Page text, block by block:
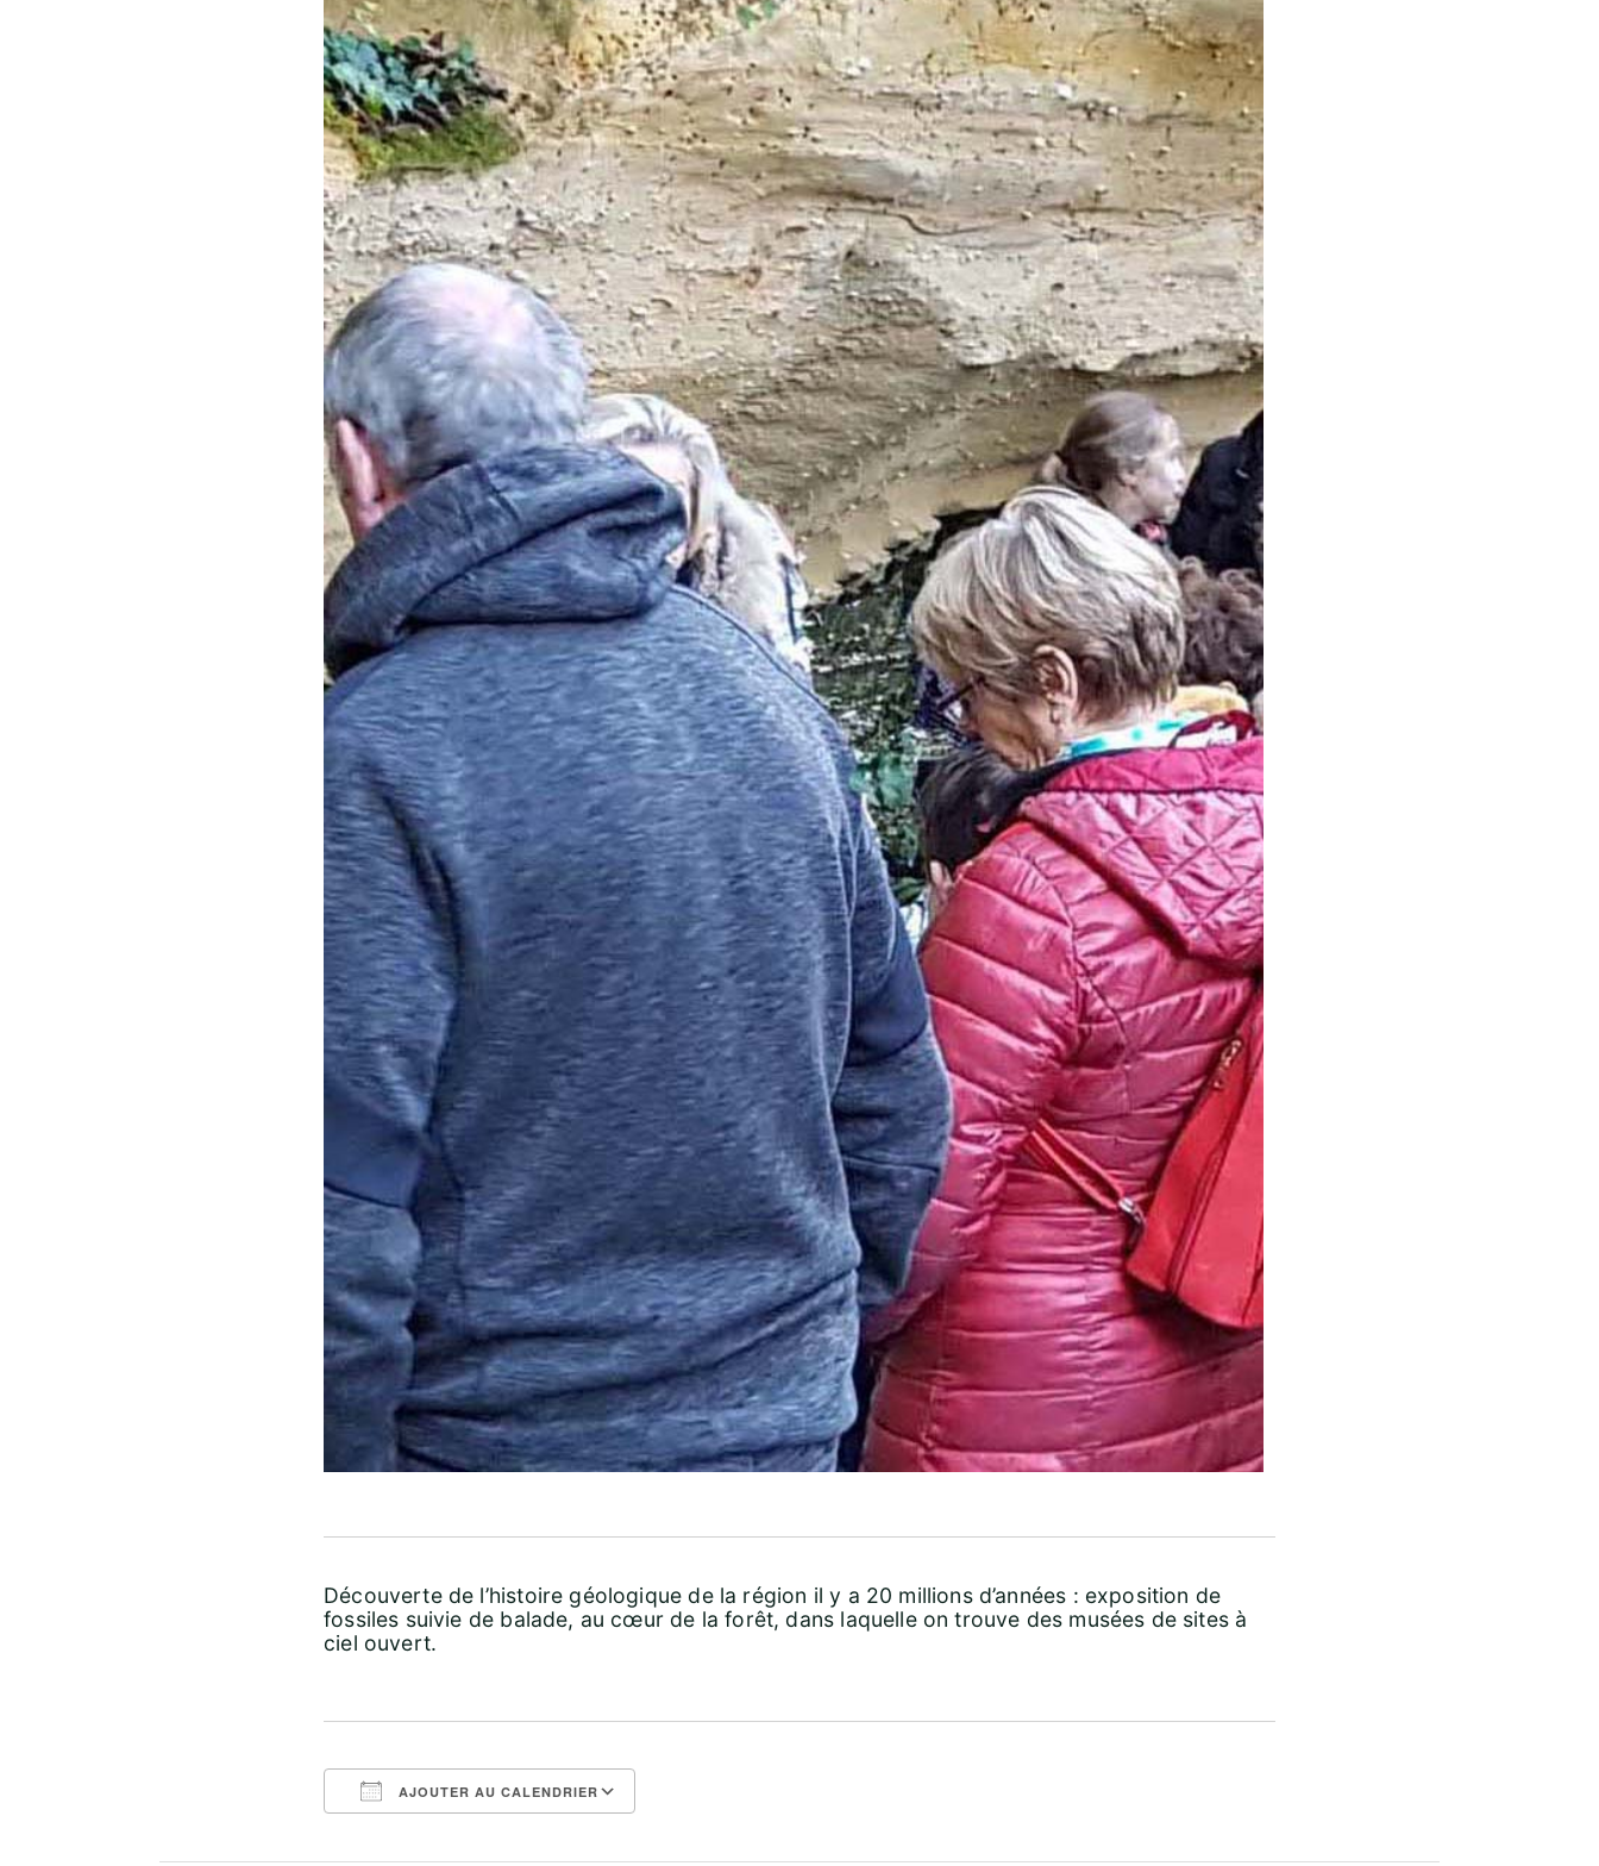
Découverte de l’histoire géologique de la région il y a 20 millions d’années : exposition de
fossiles suivie de balade, au cœur de la forêt, dans laquelle on trouve des musées de sites à
ciel ouvert.
AJOUTER AU CALENDRIER